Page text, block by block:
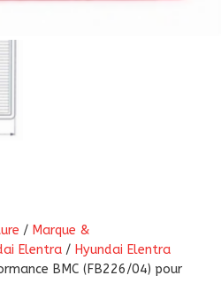
/ Marque &
Elentra / Hyundai Elentra
BMC (FB226/04) pour